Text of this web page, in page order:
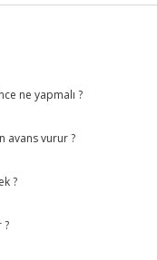
ne yapmalı ?
avans vurur ?
?
?